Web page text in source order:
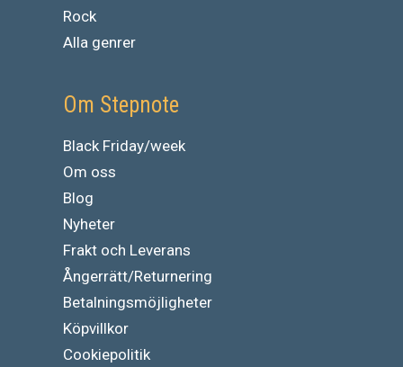
Rock
Alla genrer
Om Stepnote
Black Friday/week
Om oss
Blog
Nyheter
Frakt och Leverans
Ångerrätt/Returnering
Betalningsmöjligheter
Köpvillkor
Cookiepolitik